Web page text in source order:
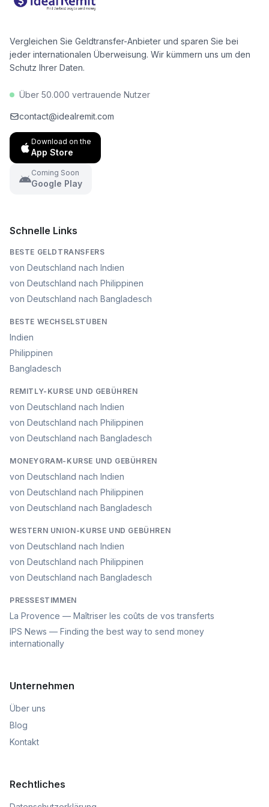
Euro pro Jahr zu sparen.
Vergleichen Sie Geldtransfer-Anbieter und sparen Sie bei
jeder internationalen Überweisung. Wir kümmern uns um den
Schutz Ihrer Daten.
Über 50.000 vertrauende Nutzer
contact@idealremit.com
Download on the
App Store
Coming Soon
Google Play
Schnelle Links
BESTE GELDTRANSFERS
von Deutschland nach Indien
von Deutschland nach Philippinen
von Deutschland nach Bangladesch
BESTE WECHSELSTUBEN
Indien
Philippinen
Bangladesch
REMITLY-KURSE UND GEBÜHREN
von Deutschland nach Indien
von Deutschland nach Philippinen
von Deutschland nach Bangladesch
MONEYGRAM-KURSE UND GEBÜHREN
von Deutschland nach Indien
von Deutschland nach Philippinen
von Deutschland nach Bangladesch
WESTERN UNION-KURSE UND GEBÜHREN
von Deutschland nach Indien
von Deutschland nach Philippinen
von Deutschland nach Bangladesch
PRESSESTIMMEN
La Provence — Maîtriser les coûts de vos transferts
IPS News — Finding the best way to send money
internationally
Unternehmen
Über uns
Blog
Kontakt
Rechtliches